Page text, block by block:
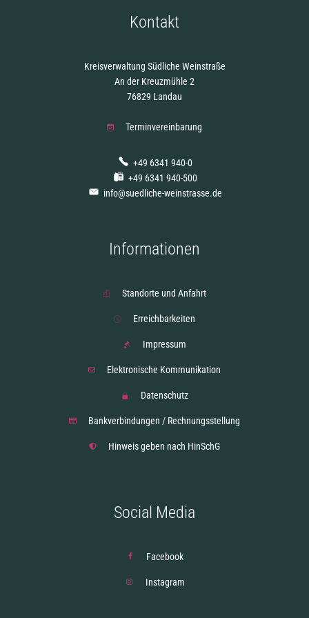
Kontakt
Kreisverwaltung Südliche Weinstraße
An der Kreuzmühle 2
76829 Landau
Terminvereinbarung
+49 6341 940-0
+49 6341 940-500
info@suedliche-weinstrasse.de
Informationen
Standorte und Anfahrt
Erreichbarkeiten
Impressum
Elektronische Kommunikation
Datenschutz
Bankverbindungen / Rechnungsstellung
Hinweis geben nach HinSchG
Social Media
Facebook
Instagram